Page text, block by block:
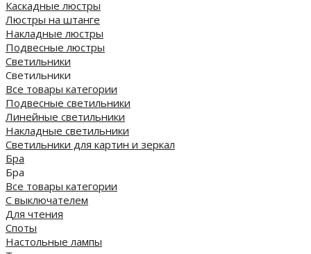
Каскадные люстры
Люстры на штанге
Накладные люстры
Подвесные люстры
Светильники
Светильники
Все товары категории
Подвесные светильники
Линейные светильники
Накладные светильники
Светильники для картин и зеркал
Бра
Бра
Все товары категории
С выключателем
Для чтения
Споты
Настольные лампы